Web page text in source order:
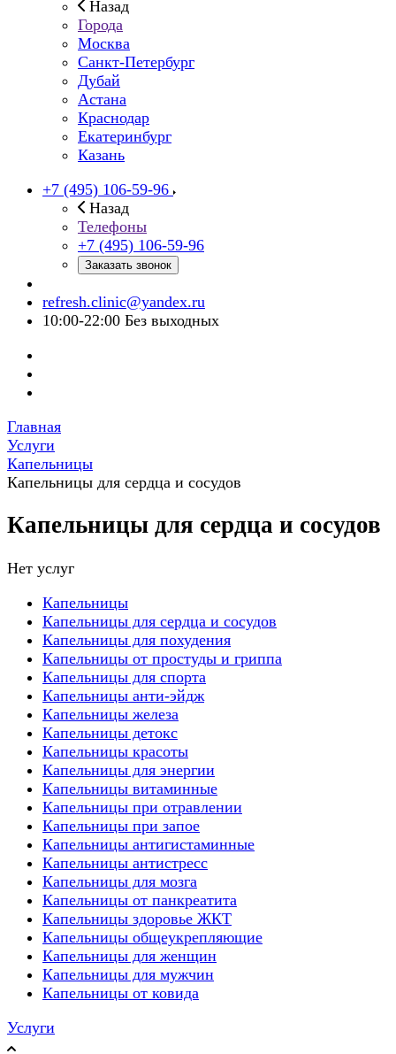
Назад
Города
Москва
Санкт-Петербург
Дубай
Астана
Краснодар
Екатеринбург
Казань
+7 (495) 106-59-96
Назад
Телефоны
+7 (495) 106-59-96
Заказать звонок
refresh.clinic@yandex.ru
10:00-22:00 Без выходных
Главная
Услуги
Капельницы
Капельницы для сердца и сосудов
Капельницы для сердца и сосудов
Нет услуг
Капельницы
Капельницы для сердца и сосудов
Капельницы для похудения
Капельницы от простуды и гриппа
Капельницы для спорта
Капельницы анти-эйдж
Капельницы железа
Капельницы детокс
Капельницы красоты
Капельницы для энергии
Капельницы витаминные
Капельницы при отравлении
Капельницы при запое
Капельницы антигистаминные
Капельницы антистресс
Капельницы для мозга
Капельницы от панкреатита
Капельницы здоровье ЖКТ
Капельницы общеукрепляющие
Капельницы для женщин
Капельницы для мужчин
Капельницы от ковида
Услуги